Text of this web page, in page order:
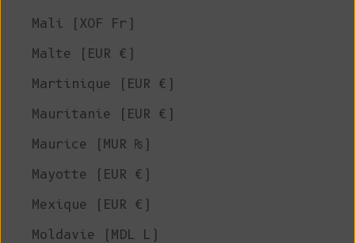
Mali (XOF Fr)
Malte (EUR €)
Martinique (EUR €)
Mauritanie (EUR €)
Maurice (MUR ₨)
Mayotte (EUR €)
Mexique (EUR €)
Moldavie (MDL L)